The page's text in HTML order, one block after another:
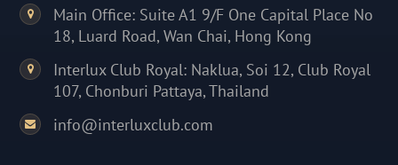
Main Office: Suite A1 9/F One Capital Place No
18, Luard Road, Wan Chai, Hong Kong
Interlux Club Royal: Naklua, Soi 12, Club Royal
107, Chonburi Pattaya, Thailand
info@interluxclub.com